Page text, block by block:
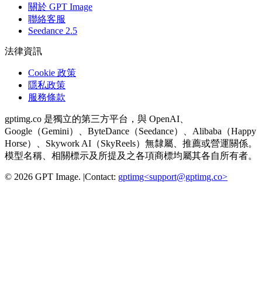
關於 GPT Image
聯絡客服
Seedance 2.5
法律資訊
Cookie 政策
隱私政策
服務條款
gptimg.co 是獨立的第三方平台，與 OpenAI、
Google（Gemini）、ByteDance（Seedance）、Alibaba（Happy
Horse）、Skywork AI（SkyReels）無隸屬、推薦或營運關係。
模型名稱、相關標示及所提及之各項商標均屬其各自所有者。
© 2026 GPT Image. |Contact: gptimg<support@gptimg.co>